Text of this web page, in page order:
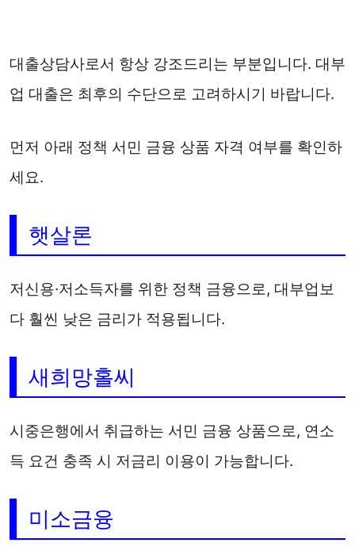
대출상담사로서 항상 강조드리는 부분입니다. 대부
업 대출은 최후의 수단으로 고려하시기 바랍니다.
먼저 아래 정책 서민 금융 상품 자격 여부를 확인하
세요.
햇살론
저신용·저소득자를 위한 정책 금융으로, 대부업보
다 훨씬 낮은 금리가 적용됩니다.
새희망홀씨
시중은행에서 취급하는 서민 금융 상품으로, 연소
득 요건 충족 시 저금리 이용이 가능합니다.
미소금융